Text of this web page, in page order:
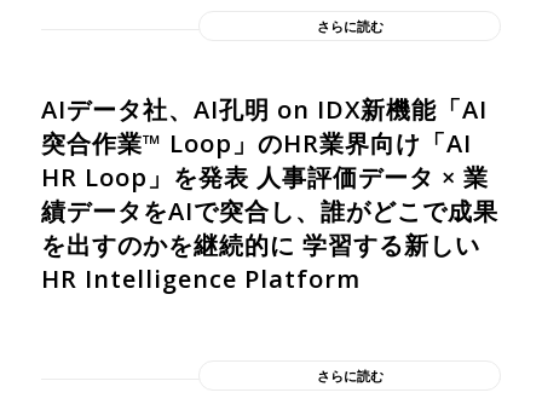
さらに読む
AIデータ社、AI孔明 on IDX新機能「AI
突合作業™ Loop」のHR業界向け「AI
HR Loop」を発表 人事評価データ × 業
績データをAIで突合し、誰がどこで成果
を出すのかを継続的に 学習する新しい
HR Intelligence Platform
さらに読む